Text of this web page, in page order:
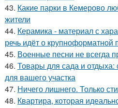
43. Какие парки в Кемерово
жители
44. Керамика - материал с
речь идёт о крупноформатной
45. Военные песни не всегда
46. Товары для сада и
для вашего участка
47. Ничего лишнего. Только
48. Квартира, которая